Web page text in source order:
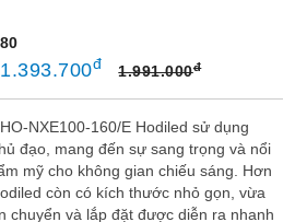
80
1.393.700đ 1.991.000đ
NXE100-160/E Hodiled sử dụng
đạo, mang đến sự sang trọng và nổi
mỹ cho không gian chiếu sáng. Hơn
còn có kích thước nhỏ gọn, vừa
chuyển và lắp đặt được diễn ra nhanh